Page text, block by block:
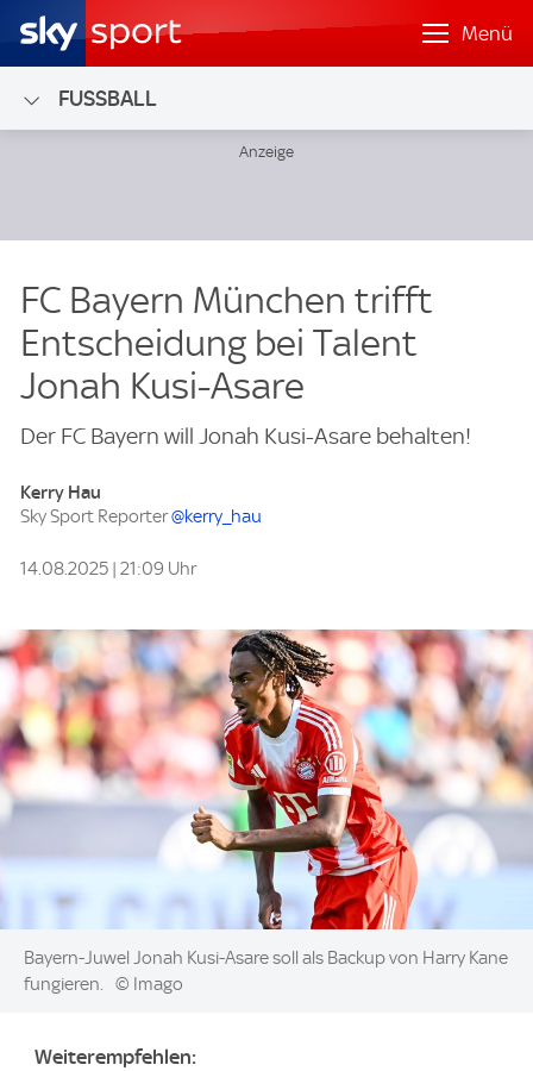
Menü
FUSSBALL
FC Bayern München trifft
Entscheidung bei Talent
Jonah Kusi-Asare
Der FC Bayern will Jonah Kusi-Asare behalten!
Kerry Hau
Sky Sport Reporter@kerry_hau
14.08.2025 | 21:09 Uhr
Image:
Bayern-Juwel Jonah Kusi-Asare soll als Backup von Harry Kane
fungieren.
© Imago
Weiterempfehlen: